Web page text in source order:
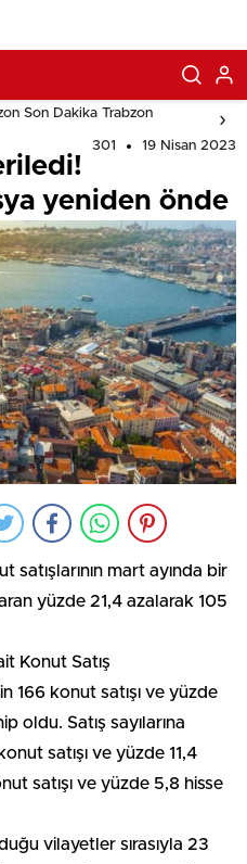
Son Dakika Trabzon
301 19 Nisan 2023
yeniden önde
satışlarının mart ayında bir
yüzde 21,4 azalarak 105
Konut Satış
166 konut satışı ve yüzde
oldu. Satış sayılarına
satışı ve yüzde 11,4
satışı ve yüzde 5,8 hisse
vilayetler sırasıyla 23